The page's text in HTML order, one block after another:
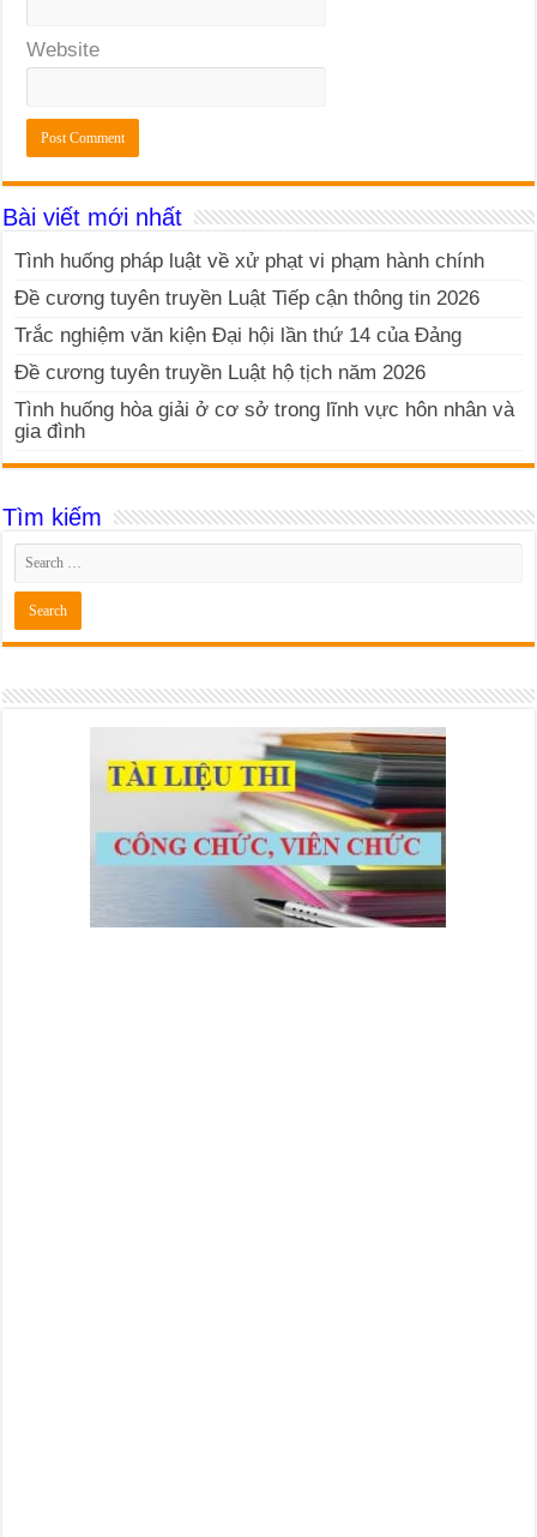
Website
Bài viết mới nhất
Tình huống pháp luật về xử phạt vi phạm hành chính
Đề cương tuyên truyền Luật Tiếp cận thông tin 2026
Trắc nghiệm văn kiện Đại hội lần thứ 14 của Đảng
Đề cương tuyên truyền Luật hộ tịch năm 2026
Tình huống hòa giải ở cơ sở trong lĩnh vực hôn nhân và
gia đình
Tìm kiếm